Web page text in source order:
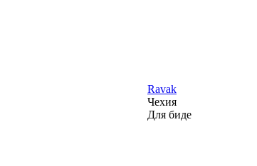
Ravak
Чехия
Для биде